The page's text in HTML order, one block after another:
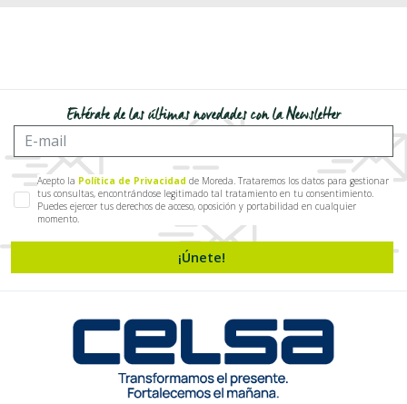
Entérate de las últimas novedades con la Newsletter
Acepto la Política de Privacidad de Moreda. Trataremos los datos para gestionar
tus consultas, encontrándose legitimado tal tratamiento en tu consentimiento.
Puedes ejercer tus derechos de acceso, oposición y portabilidad en cualquier
momento.
¡Únete!